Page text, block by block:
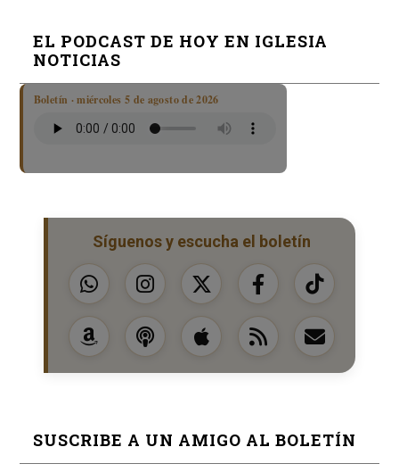
EL PODCAST DE HOY EN IGLESIA
NOTICIAS
Boletín · miércoles 5 de agosto de 2026
Síguenos y escucha el boletín
SUSCRIBE A UN AMIGO AL BOLETÍN